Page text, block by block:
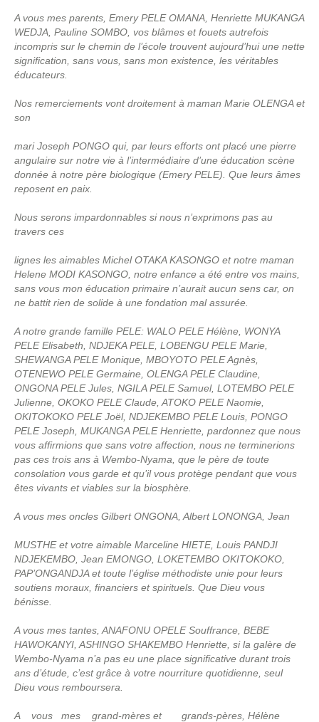
A vous mes parents, Emery PELE OMANA, Henriette MUKANGA
WEDJA, Pauline SOMBO, vos blâmes et fouets autrefois
incompris sur le chemin de l’école trouvent aujourd’hui une nette
signification, sans vous, sans mon existence, les véritables
éducateurs.
Nos remerciements vont droitement à maman Marie OLENGA et
son
mari Joseph PONGO qui, par leurs efforts ont placé une pierre
angulaire sur notre vie à l’intermédiaire d’une éducation scène
donnée à notre père biologique (Emery PELE). Que leurs âmes
reposent en paix.
Nous serons impardonnables si nous n’exprimons pas au
travers ces
lignes les aimables Michel OTAKA KASONGO et notre maman
Helene MODI KASONGO, notre enfance a été entre vos mains,
sans vous mon éducation primaire n’aurait aucun sens car, on
ne battit rien de solide à une fondation mal assurée.
A notre grande famille PELE: WALO PELE Hélène, WONYA
PELE Elisabeth, NDJEKA PELE, LOBENGU PELE Marie,
SHEWANGA PELE Monique, MBOYOTO PELE Agnès,
OTENEWO PELE Germaine, OLENGA PELE Claudine,
ONGONA PELE Jules, NGILA PELE Samuel, LOTEMBO PELE
Julienne, OKOKO PELE Claude, ATOKO PELE Naomie,
OKITOKOKO PELE Joël, NDJEKEMBO PELE Louis, PONGO
PELE Joseph, MUKANGA PELE Henriette, pardonnez que nous
vous affirmions que sans votre affection, nous ne terminerions
pas ces trois ans à Wembo-Nyama, que le père de toute
consolation vous garde et qu’il vous protège pendant que vous
êtes vivants et viables sur la biosphère.
A vous mes oncles Gilbert ONGONA, Albert LONONGA, Jean
MUSTHE et votre aimable Marceline HIETE, Louis PANDJI
NDJEKEMBO, Jean EMONGO, LOKETEMBO OKITOKOKO,
PAP’ONGANDJA et toute l’église méthodiste unie pour leurs
soutiens moraux, financiers et spirituels. Que Dieu vous
bénisse.
A vous mes tantes, ANAFONU OPELE Souffrance, BEBE
HAWOKANYI, ASHINGO SHAKEMBO Henriette, si la galère de
Wembo-Nyama n’a pas eu une place significative durant trois
ans d’étude, c’est grâce à votre nourriture quotidienne, seul
Dieu vous remboursera.
A vous mes grand-mères et grands-pères, Hélène